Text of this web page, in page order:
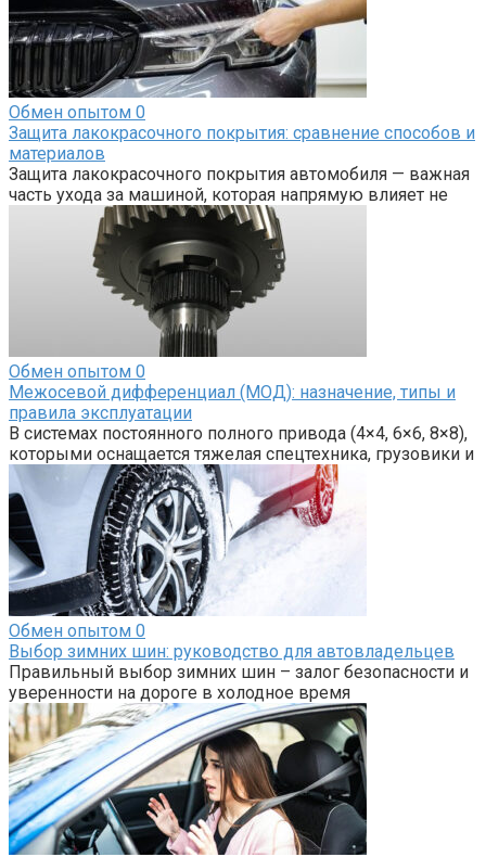
Обмен опытом 0
Защита лакокрасочного покрытия: сравнение способов и
материалов
Защита лакокрасочного покрытия автомобиля — важная
часть ухода за машиной, которая напрямую влияет не
Обмен опытом 0
Межосевой дифференциал (МОД): назначение, типы и
правила эксплуатации
В системах постоянного полного привода (4×4, 6×6, 8×8),
которыми оснащается тяжелая спецтехника, грузовики и
Обмен опытом 0
Выбор зимних шин: руководство для автовладельцев
Правильный выбор зимних шин – залог безопасности и
уверенности на дороге в холодное время